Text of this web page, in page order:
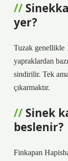
yer?
Tuzak genellikle
yapraklardan
sindirilir. Tek
çıkarmaktır.
Sinek
beslenir?
Finkapan